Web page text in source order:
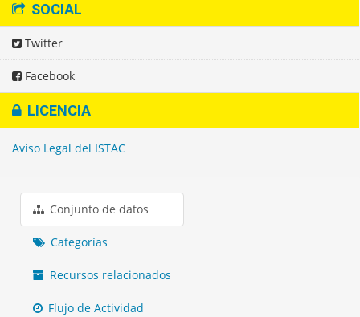
SOCIAL
Twitter
Facebook
LICENCIA
Aviso Legal del ISTAC
Conjunto de datos
Categorías
Recursos relacionados
Flujo de Actividad